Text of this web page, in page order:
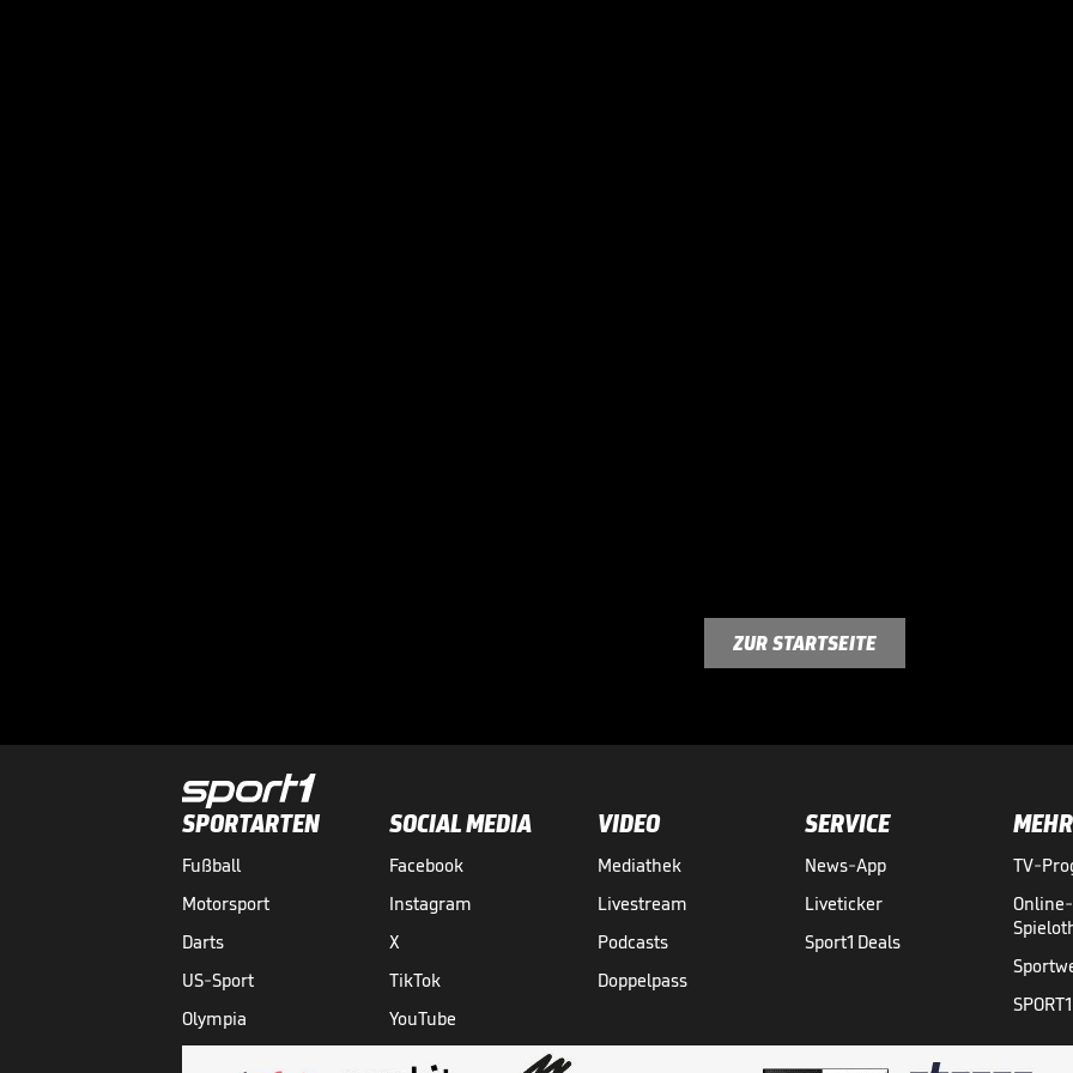
ZUR STARTSEITE
SPORTARTEN
Fußball
Motorsport
Darts
US-Sport
Olympia
SOCIAL MEDIA
Facebook
Instagram
X
TikTok
YouTube
VIDEO
Mediathek
Livestream
Podcasts
Doppelpass
SERVICE
News-App
Liveticker
Sport1 Deals
MEHR
TV-